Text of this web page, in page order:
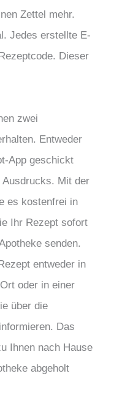
Zettel mehr.
Jedes erstellte E-
Dieser
zwei
Entweder
App geschickt
Ausdrucks. Mit der
es kostenfrei in
Ihr Rezept sofort
senden.
entweder in
oder in einer
über die
Das
Ihnen nach Hause
abgeholt